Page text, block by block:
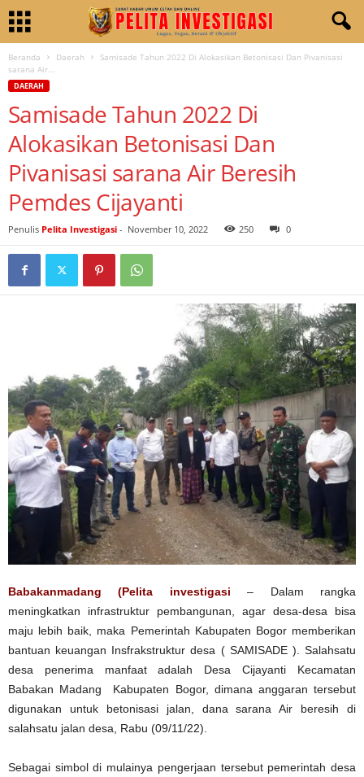
Beranda Daerah
Samisade Tahun 2022 Di Alokasikan Betonisasi Dan Pivanisasi
sarana Air...
DAERAH
Samisade Tahun 2022 Di
Alokasikan Betonisasi Dan
Pivanisasi sarana Air Beresih
Pemdes Cijayanti
Penulis Pelita Investigasi - November 10, 2022 250 0
Babakanmadang (Pelita investigasi – Dalam rangka
meningkatkan infrastruktur pembangunan, agar desa-desa bisa
maju lebih baik, maka Pemerintah Kabupaten Bogor memberikan
bantuan keuangan Insfrakstruktur desa ( SAMISADE ). Salahsatu
desa penerima manfaat adalah Desa Cijayanti Kecamatan
Babakan Madang Kabupaten Bogor, dimana anggaran tersebut
digunakan untuk betonisasi jalan, dana sarana Air beresih di
salahsatu jalan desa, Rabu (09/11/22).
Sebagai simbol di mulainya pengerjaan tersebut pemerintah desa